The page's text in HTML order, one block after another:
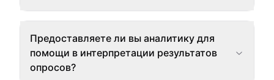
Предоставляете ли вы аналитику для
помощи в интерпретации результатов
опросов?